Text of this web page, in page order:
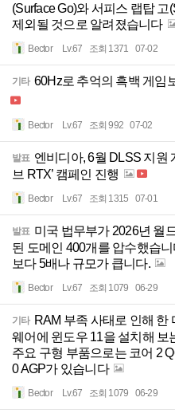
(Surface Go)와 서피스 랩탑 고
제외될 것으로 알려졌습니다
Bector Lv.67 조회 1371 07-02
기타 60Hz로 추억의 흑백 게임
Bector Lv.67 조회 992 07-02
발표 엔비디아, 6월 DLSS 지원
브 RTX’ 캠페인 진행
Bector Lv.67 조회 1315 07-01
발표 미국 법무부가 2026년 월
된 도메인 400개를 압수했습
보다 5배나 규모가 큽니다.
Bector Lv.67 조회 1079 06-29
기타 RAM 부족 사태로 인해 한
웨어에 윈도우 11을 설치해 보
주요 구형 부품으로는 코어 2
0 AGP가 있습니다
Bector Lv.67 조회 1079 06-29